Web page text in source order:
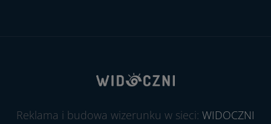
Reklama i budowa wizerunku w sieci: WIDOCZNI